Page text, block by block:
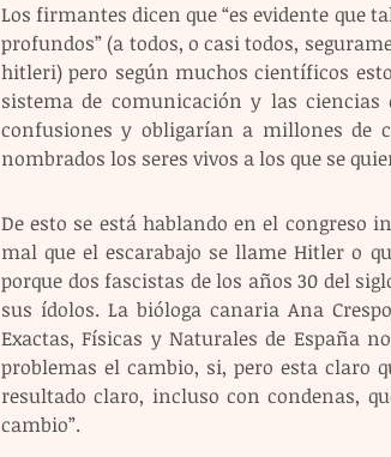
Los firmantes dicen que “es evidente que
profundos” (a todos, o casi todos,
hitleri) pero según muchos científicos
sistema de comunicación y las
confusiones y obligarían a millones de
nombrados los seres vivos a los que se
De esto se está hablando en el congreso
mal que el escarabajo se llame Hitler o
porque dos fascistas de los años 30 del
sus ídolos. La bióloga canaria Ana
Exactas, Físicas y Naturales de España
problemas el cambio, si, pero esta claro
resultado claro, incluso con condenas,
cambio”.